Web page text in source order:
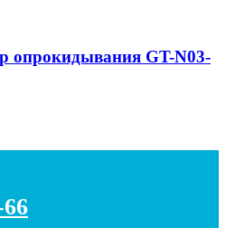
опрокидывания GT-N03-